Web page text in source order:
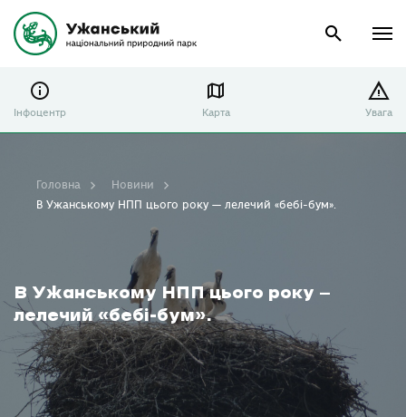
Інфоцентр Карта Увага
В Ужанському НПП цього року —
лелечий «бебі-бум».
Головна
Новини
В Ужанському НПП цього року — лелечий «бебі-бум».